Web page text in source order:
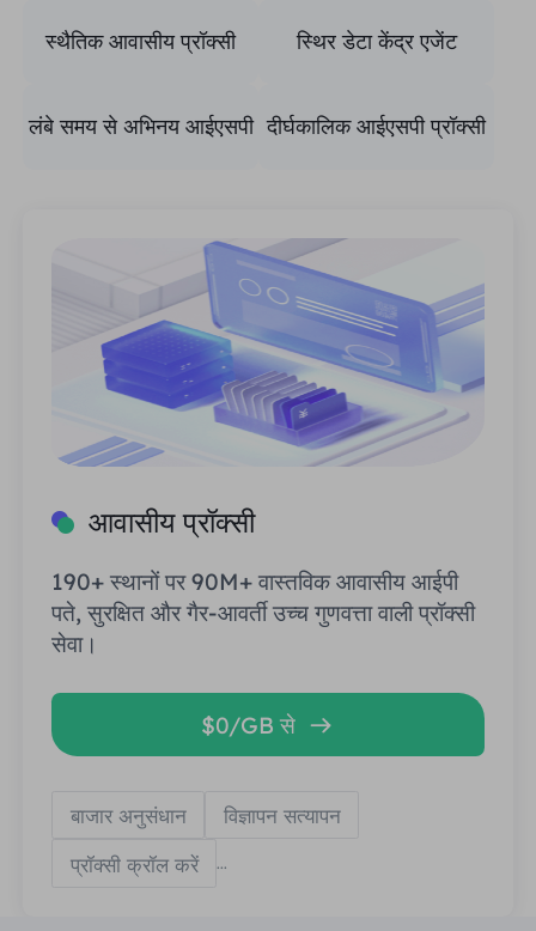
स्थैतिक आवासीय प्रॉक्सी स्थिर डेटा केंद्र एजेंट
लंबे समय से अभिनय आईएसपी दीर्घकालिक आईएसपी प्रॉक्सी
आवासीय प्रॉक्सी
190+ स्थानों पर 90M+ वास्तविक आवासीय आईपी
पते, सुरक्षित और गैर-आवर्ती उच्च गुणवत्ता वाली प्रॉक्सी
सेवा।
$0/GB से
बाजार अनुसंधान
विज्ञापन सत्यापन
प्रॉक्सी क्रॉल करें
...